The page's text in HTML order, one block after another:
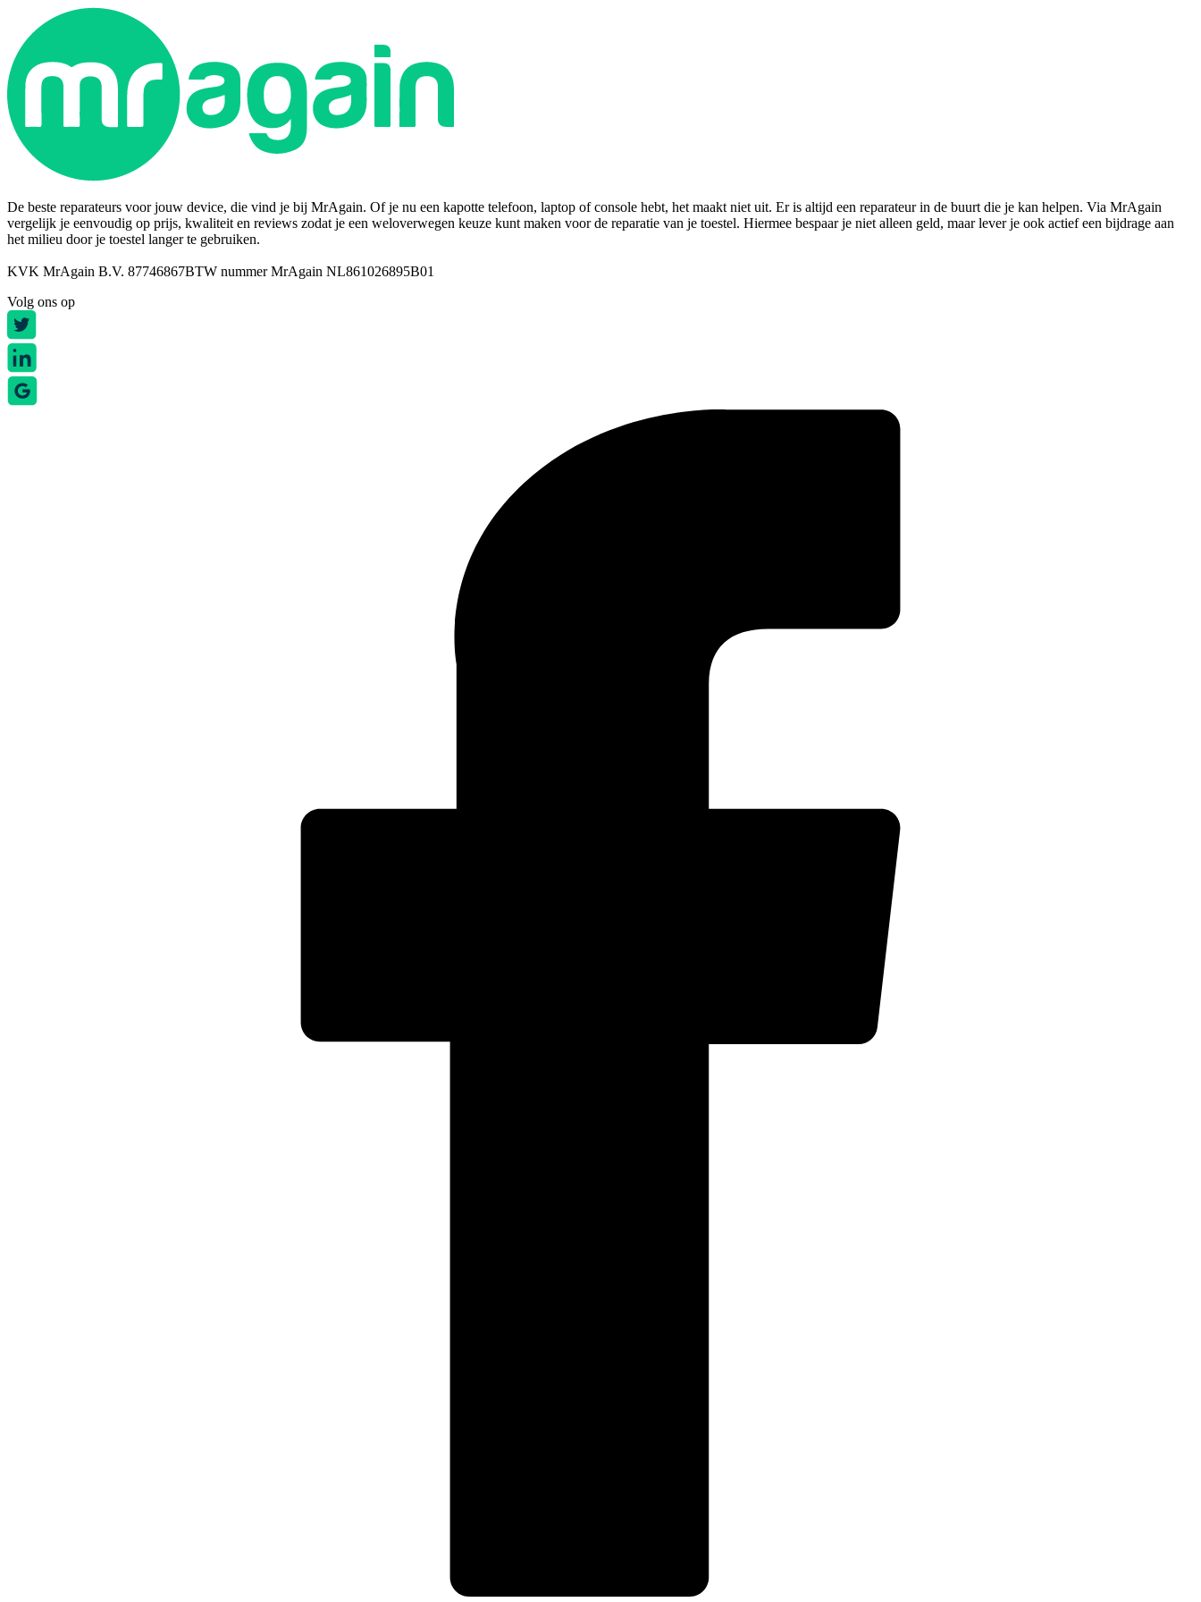
De beste reparateurs voor jouw device, die vind je bij MrAgain. Of je nu een kapotte telefoon, laptop of console hebt, het maakt niet uit. Er is altijd een reparateur in de buurt die je kan helpen. Via MrAgain
vergelijk je eenvoudig op prijs, kwaliteit en reviews zodat je een weloverwegen keuze kunt maken voor de reparatie van je toestel. Hiermee bespaar je niet alleen geld, maar lever je ook actief een bijdrage aan
het milieu door je toestel langer te gebruiken.
KVK MrAgain B.V. 87746867BTW nummer MrAgain NL861026895B01
Volg ons op